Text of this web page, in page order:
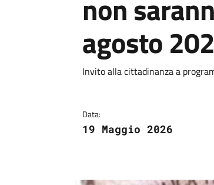
non
agosto
Dettagli
Descrizione breve
Invito alla cittadinanza a
Data:
19 Maggio 2026